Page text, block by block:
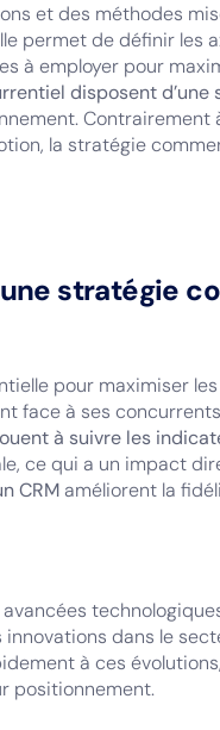
et des méthodes
permet de définir les
à employer pour
disposent d’une
Contrairement
la stratégie
stratégie
pour maximiser les
face à ses
à suivre les
ce qui a un impact
CRMaméliorent la
dans le
à ces
positionnement.